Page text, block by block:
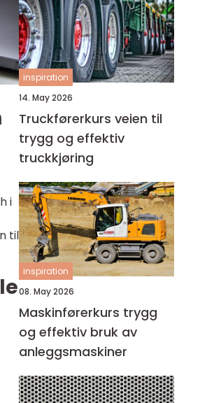
i
til
inspiration
14. May 2026
Truckførerkurs veien til
trygg og effektiv
truckkjøring
inspiration
08. May 2026
Maskinførerkurs trygg
og effektiv bruk av
anleggsmaskiner